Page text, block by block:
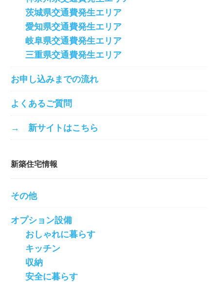
茨城県交通費発生エリア
愛知県交通費発生エリア
岐阜県交通費発生エリア
三重県交通費発生エリア
お申し込みまでの流れ
よくあるご質問
→ 新サイトはこちら
新築住宅情報
その他
オプション設備
おしゃれに暮らす
キッチン
収納
安全に暮らす